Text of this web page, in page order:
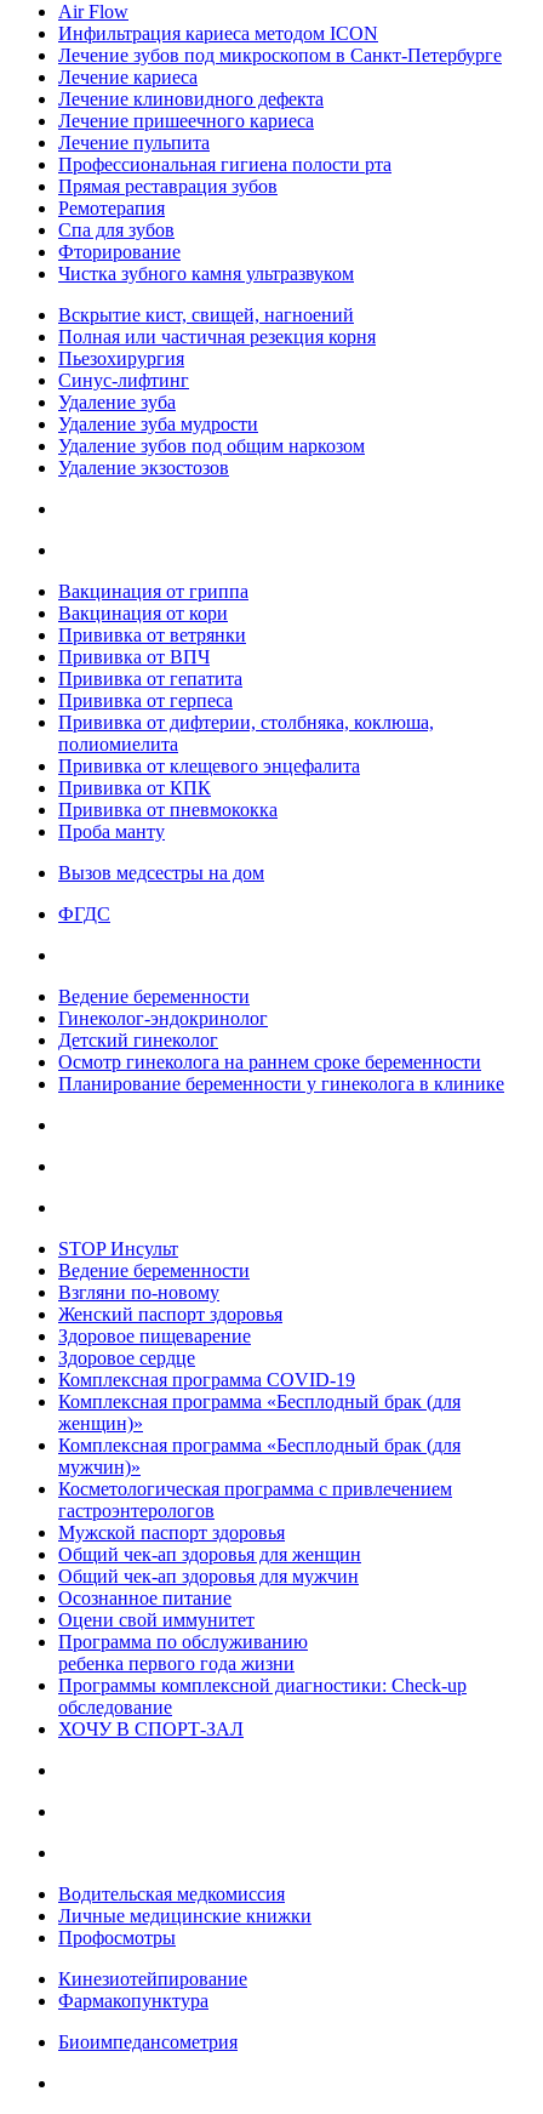
Air Flow
Инфильтрация кариеса методом ICON
Лечение зубов под микроскопом в Санкт-Петербурге
Лечение кариеса
Лечение клиновидного дефекта
Лечение пришеечного кариеса
Лечение пульпита
Профессиональная гигиена полости рта
Прямая реставрация зубов
Ремотерапия
Спа для зубов
Фторирование
Чистка зубного камня ультразвуком
Вскрытие кист, свищей, нагноений
Полная или частичная резекция корня
Пьезохирургия
Синус-лифтинг
Удаление зуба
Удаление зуба мудрости
Удаление зубов под общим наркозом
Удаление экзостозов
Вакцинация от гриппа
Вакцинация от кори
Прививка от ветрянки
Прививка от ВПЧ
Прививка от гепатита
Прививка от герпеса
Прививка от дифтерии, столбняка, коклюша,
полиомиелита
Прививка от клещевого энцефалита
Прививка от КПК
Прививка от пневмококка
Проба манту
Вызов медсестры на дом
ФГДС
Ведение беременности
Гинеколог-эндокринолог
Детский гинеколог
Осмотр гинеколога на раннем сроке беременности
Планирование беременности у гинеколога в клинике
STOP Инсульт
Ведение беременности
Взгляни по-новому
Женский паспорт здоровья
Здоровое пищеварение
Здоровое сердце
Комплексная программа COVID-19
Комплексная программа «Бесплодный брак (для
женщин)»
Комплексная программа «Бесплодный брак (для
мужчин)»
Косметологическая программа с привлечением
гастроэнтерологов
Мужской паспорт здоровья
Общий чек-ап здоровья для женщин
Общий чек-ап здоровья для мужчин
Осознанное питание
Оцени свой иммунитет
Программа по обслуживанию
ребенка первого года жизни
Программы комплексной диагностики: Check-up
обследование
ХОЧУ В CПОРТ-ЗАЛ
Водительская медкомиссия
Личные медицинские книжки
Профосмотры
Кинезиотейпирование
Фармакопунктура
Биоимпедансометрия